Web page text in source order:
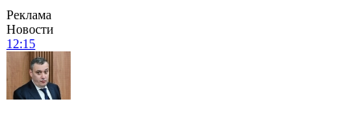
Реклама
Новости
12:15